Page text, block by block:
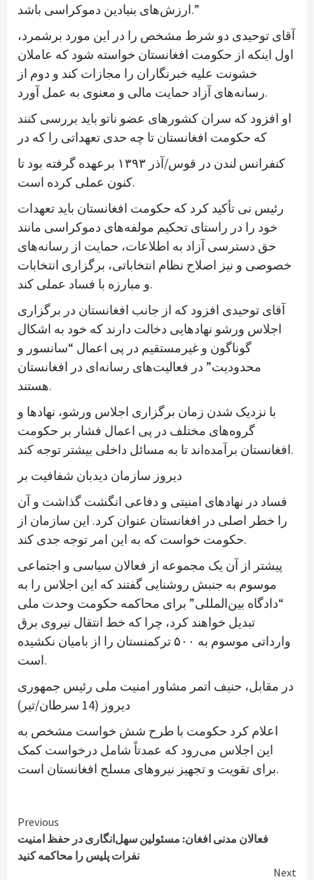
ارزش‌های بنیادین دموکراسی باشد.”
آقای توحیدی دو شرط مشخص را در این مورد برشمرد،
اول اینکه از حکومت افغانستان خواسته شود که عاملان
خشونت علیه خبرنگاران را مجازات کند و دوم از
رسانه‌های آزاد حمایت مالی و معنوی به عمل آورد.
او افزود که سران کشورهای عضو ناتو باید بررسی کنند
که حکومت افغانستان تا چه حدی تعهداتی را که در
کنفرانس لندن در قوس/آذر ۱۳۹۳ برعهده گرفته بود تا
کنون عملی کرده است.
رئیس نی تأکید کرد که حکومت افغانستان باید تعهدات
خود را در راستای تحکیم مولفه‌های دموکراسی مانند
حق دسترسی آزاد به اطلاعات، حمایت از رسانه‌های
خصوصی و نیز اصلاح نظام انتخاباتی، برگزاری انتخابات
و مبارزه با فساد عملی کند.
آقای توحیدی افزود که از جانب افغانستان در برگزاری
اجلاس ورشو نهادهایی دخالت دارند که خود به اشکال
گوناگون و غیرمستقیم در پی اعمال “سانسور و
محدودیت” در فعالیت‌های رسانه‌ای در افغانستان
هستند.
با نزدیک شدن زمان برگزاری اجلاس ورشو، نهادها و
گروه‌های مختلف در پی اعمال فشار بر حکومت
افغانستان برآمده‌اند تا به مسائل داخلی بیشتر توجه کند.
دیروز سازمان دیدبان شفافیت بر
فساد در نهادهای امنیتی و دفاعی انگشت گذاشت و آن
را خطر اصلی در افغانستان عنوان کرد. این سازمان از
حکومت خواست که به این امر توجه جدی کند.
پیشتر از آن یک مجموعه از فعالان سیاسی و اجتماعی
موسوم به جنبش روشنایی گفتند که این اجلاس را به
“دادگاه بین‌المللی” برای محاکمه حکومت وحدت ملی
تبدیل خواهند کرد، چرا که خط انتقال نیروی برق
وارداتی موسوم به ۵۰۰ ترکمنستان را از بامیان نکشیده
است.
در مقابل، حنیف اتمر مشاور امنیت ملی رئیس جمهوری
دیروز (14 سرطان/تیر)
اعلام کرد حکومت با طرح شش خواست مشخص به
این اجلاس می‌رود که عمدتاً شامل درخواست کمک
برای تقویت و تجهیز نیروهای مسلح افغانستان است.
Continue
Reading
Previous
فعالان مدنی افغان: مسئولین سهل‌انگاری در حفظ امنیت
نفرات پلیس را محاکمه کنید
Next